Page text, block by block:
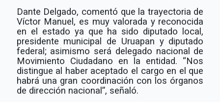
Dante Delgado, comentó que la trayectoria de
Víctor Manuel, es muy valorada y reconocida
en el estado ya que ha sido diputado local,
presidente municipal de Uruapan y diputado
federal; asimismo será delegado nacional de
Movimiento Ciudadano en la entidad. “Nos
distingue al haber aceptado el cargo en el que
habrá una gran coordinación con los órganos
de dirección nacional”, señaló.